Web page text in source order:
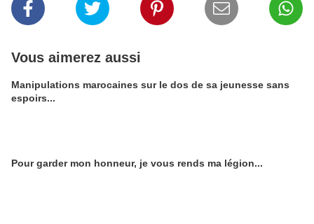
Vous aimerez aussi
Manipulations marocaines sur le dos de sa jeunesse sans
espoirs...
Pour garder mon honneur, je vous rends ma légion...